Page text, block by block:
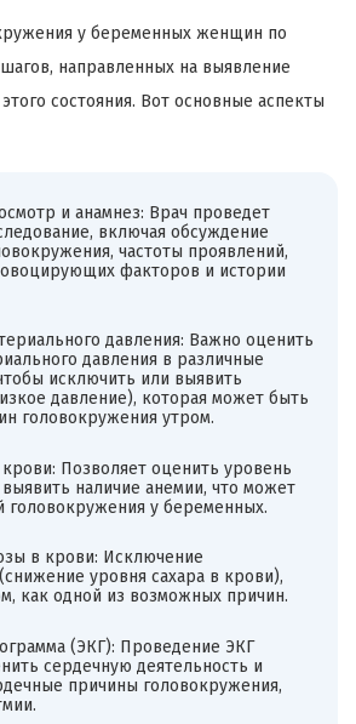
у беременных женщин по
направленных на выявление
состояния. Вот основные аспекты
и анамнез: Врач проведет
включая обсуждение
частоты проявлений,
факторов и истории
давления: Важно оценить
давления в различные
исключить или выявить
давление), которая может быть
головокружения утром.
Позволяет оценить уровень
выявить наличие анемии, что может
головокружения у беременных.
в крови: Исключение
уровня сахара в крови),
как одной из возможных причин.
(ЭКГ): Проведение ЭКГ
сердечную деятельность и
причины головокружения,